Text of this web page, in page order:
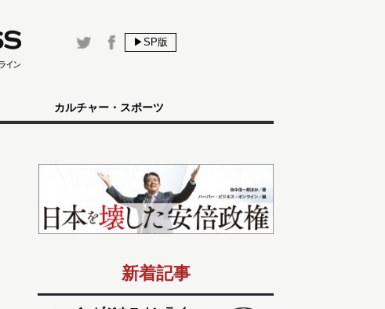
▶SP版
カルチャー・スポーツ
新着記事